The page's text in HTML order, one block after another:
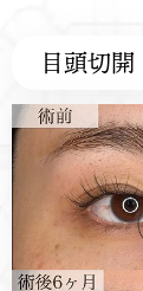
目頭切開